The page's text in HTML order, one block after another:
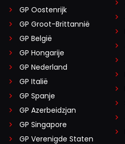
duel met Hamilton echt
minder punten scoren.
Wim Stenekes
Bottas wordt onder de
jboogaards1528397014
6 maart 2020 21:45
GP Oostenrijk
GP Groot-Brittannië
GP België
GP Hongarije
GP Nederland
GP Italië
GP Spanje
GP Azerbeidzjan
GP Singapore
GP Verenigde Staten